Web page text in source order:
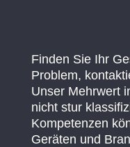
Finden Sie Ihr
Problem,
Unser Mehrwert
nicht stur
Kompetenzen
Geräten und